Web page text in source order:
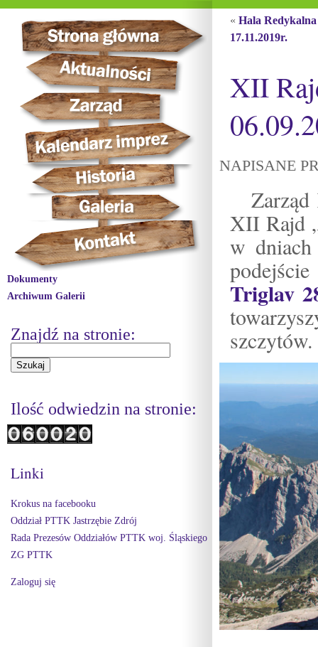
« Hala
17.11.2019r.
XII
NAPISANE
XII Rajd
w dniach
Triglav
szczytów.
Dokumenty
Archiwum Galerii
Znajdź na stronie:
Ilość odwiedzin na stronie:
Linki
Krokus na facebooku
Oddział PTTK Jastrzębie Zdrój
Rada Prezesów Oddziałów PTTK woj. Śląskiego
ZG PTTK
Zaloguj się